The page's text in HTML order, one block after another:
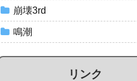
崩壊3rd
鳴潮
リンク